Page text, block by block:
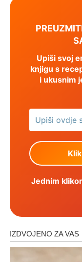
Upiši svoj
knjigu s
i ukusnim
Jednim